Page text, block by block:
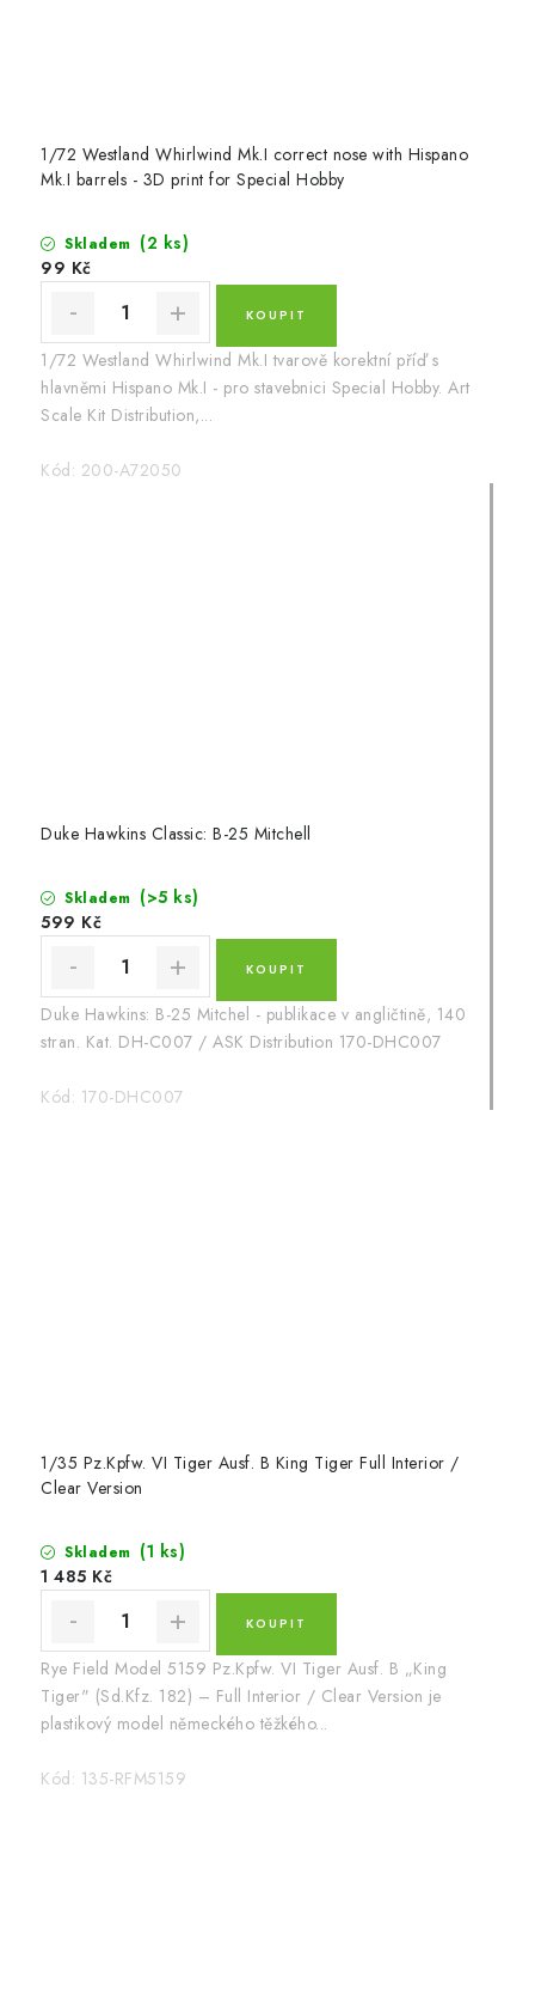
1/72 Westland Whirlwind Mk.I correct nose with Hispano
Mk.I barrels - 3D print for Special Hobby
Skladem (2 ks)
99 Kč
1/72 Westland Whirlwind Mk.I tvarově korektní příď s
hlavněmi Hispano Mk.I - pro stavebnici Special Hobby. Art
Scale Kit Distribution,...
Kód: 200-A72050
Duke Hawkins Classic: B-25 Mitchell
Skladem (>5 ks)
599 Kč
Duke Hawkins: B-25 Mitchel - publikace v angličtině, 140
stran. Kat. DH-C007 / ASK Distribution 170-DHC007
Kód: 170-DHC007
1/35 Pz.Kpfw. VI Tiger Ausf. B King Tiger Full Interior /
Clear Version
Skladem (1 ks)
1 485 Kč
Rye Field Model 5159 Pz.Kpfw. VI Tiger Ausf. B „King
Tiger" (Sd.Kfz. 182) – Full Interior / Clear Version je
plastikový model německého těžkého...
Kód: 135-RFM5159